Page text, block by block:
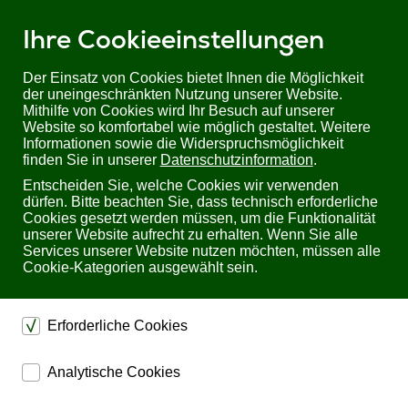
Ihre Cookieeinstellungen
Der Einsatz von Cookies bietet Ihnen die Möglichkeit
der uneingeschränkten Nutzung unserer Website.
Mithilfe von Cookies wird Ihr Besuch auf unserer
Website so komfortabel wie möglich gestaltet. Weitere
Informationen sowie die Widerspruchsmöglichkeit
finden Sie in unserer Datenschutzinformation.
Entscheiden Sie, welche Cookies wir verwenden
dürfen. Bitte beachten Sie, dass technisch erforderliche
Cookies gesetzt werden müssen, um die Funktionalität
unserer Website aufrecht zu erhalten. Wenn Sie alle
Services unserer Website nutzen möchten, müssen alle
Cookie-Kategorien ausgewählt sein.
Erforderliche Cookies
dienen dem technischen einwandfreien Betrieb unserer
Website.
Analytische Cookies
Sie befinden sich hier:Startseite Produkte
Kabel, Adapter & Hubs
USB Kabel
USB 3.0/ 3.1 Kabel
USB 3.0/ 3.1 Kabel
Hersteller:
Hersteller auswählen